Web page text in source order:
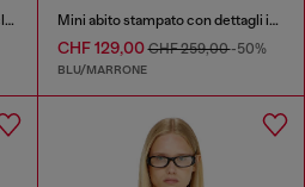
Giacca corta in nylon Taslan riciclato Mini abito stampato con dettagli in cristallo
CHF 129,00CHF 259,00-50%
BLU/MARRONE